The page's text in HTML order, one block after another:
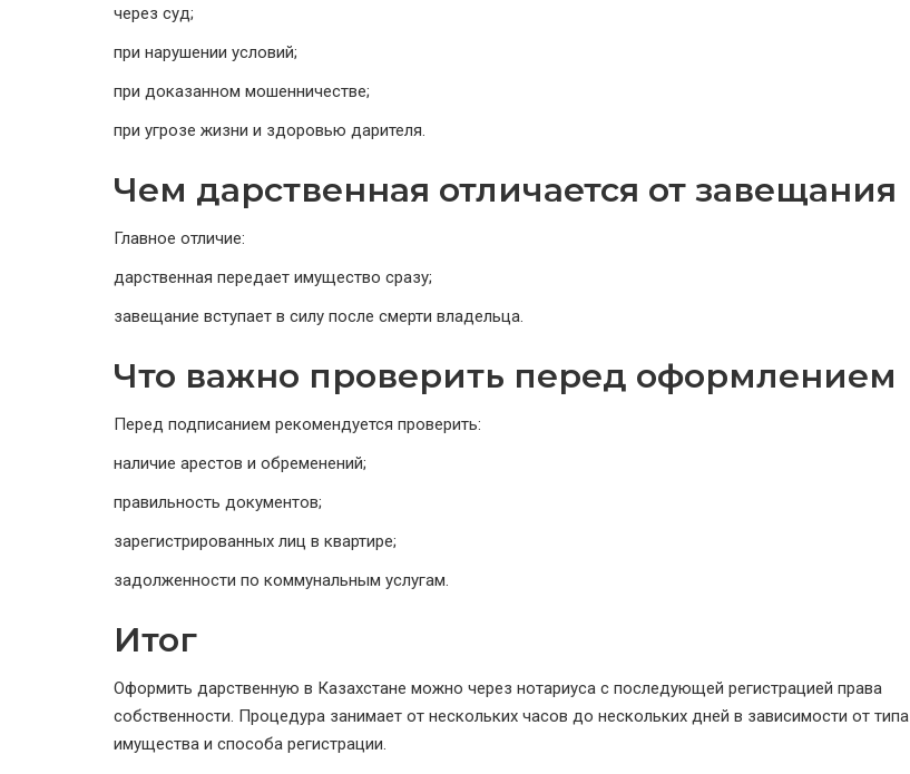
через суд;
при нарушении условий;
при доказанном мошенничестве;
при угрозе жизни и здоровью дарителя.
Чем дарственная отличается от завещания
Главное отличие:
дарственная передает имущество сразу;
завещание вступает в силу после смерти владельца.
Что важно проверить перед оформлением
Перед подписанием рекомендуется проверить:
наличие арестов и обременений;
правильность документов;
зарегистрированных лиц в квартире;
задолженности по коммунальным услугам.
Итог
Оформить дарственную в Казахстане можно через нотариуса с последующей регистрацией права
собственности. Процедура занимает от нескольких часов до нескольких дней в зависимости от типа
имущества и способа регистрации.